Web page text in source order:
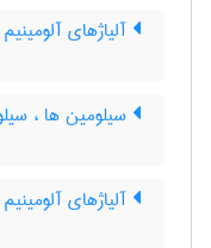
آلیاژهای
سیلومین ها ،
آلیاژهای